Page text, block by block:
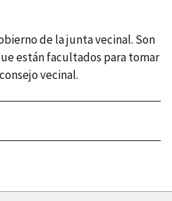
de la junta vecinal. Son
están facultados para tomar
vecinal.